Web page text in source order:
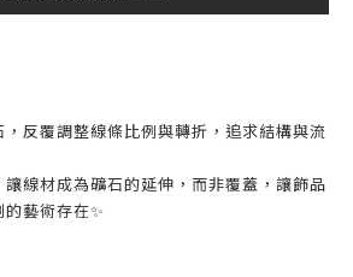
反覆調整線條比例與轉折，追求結構與流
線材成為礦石的延伸，而非覆蓋，讓飾品
藝術存在✨